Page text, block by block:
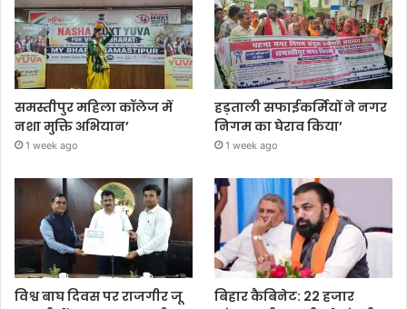
समस्तीपुर महिला कॉलेज में
नशा मुक्ति अभियान’
1 week ago
हड़ताली सफाईकर्मियों ने नगर
निगम का घेराव किया’
1 week ago
विश्व बाघ दिवस पर राजगीर जू
बिहार कैबिनेट: 22 हजार